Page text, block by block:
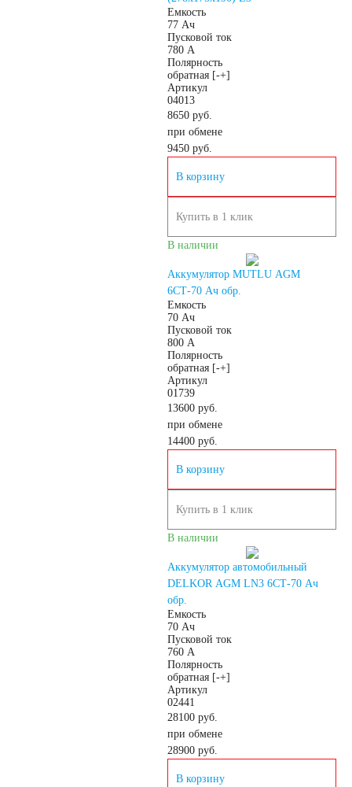
Китай
Иран
По стране авто (Родина
Американские авто
Европейские авто
Емкость
77 Ач
Пусковой ток
780 А
Полярность
обратная [-+]
Артикул
04013
8650 руб.
при обмене
9450 руб.
В корзину
Купить в 1 клик
В наличии
Аккумулятор MUTLU AGM
6СТ-70 Ач обр.
Емкость
70 Ач
Пусковой ток
800 А
Полярность
обратная [-+]
Артикул
01739
13600 руб.
при обмене
14400 руб.
В корзину
Купить в 1 клик
В наличии
Аккумулятор автомобильный
DELKOR AGM LN3 6СТ-70 Ач
обр.
Емкость
70 Ач
Пусковой ток
760 А
Полярность
обратная [-+]
Артикул
02441
28100 руб.
при обмене
28900 руб.
В корзину